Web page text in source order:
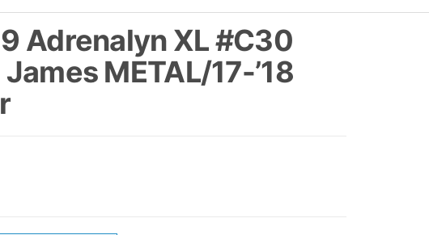
Adrenalyn XL #C30
METAL/17-’18